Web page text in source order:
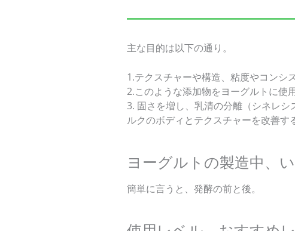
主な目的は以下の通り。
1.テクスチャーや構造、粘度やコンシ
2.このような添加物をヨーグルトに使
3. 固さを増し、乳清の分離（シネレ
ルクのボディとテクスチャーを改善す
ヨーグルトの製造中、
簡単に言うと、発酵の前と後。